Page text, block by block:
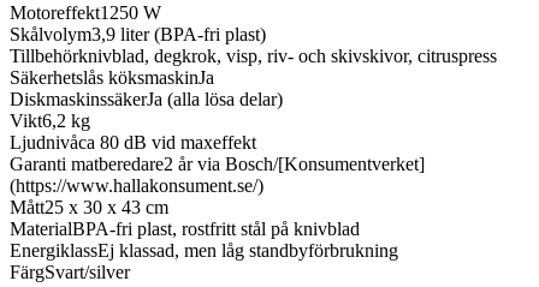
Motoreffekt1250 W
Skålvolym3,9 liter (BPA-fri plast)
Tillbehörknivblad, degkrok, visp, riv- och skivskivor, citruspress
Säkerhetslås köksmaskinJa
DiskmaskinssäkerJa (alla lösa delar)
Vikt6,2 kg
Ljudnivåca 80 dB vid maxeffekt
Garanti matberedare2 år via Bosch/[Konsumentverket]
(https://www.hallakonsument.se/)
Mått25 x 30 x 43 cm
MaterialBPA-fri plast, rostfritt stål på knivblad
EnergiklassEj klassad, men låg standbyförbrukning
FärgSvart/silver